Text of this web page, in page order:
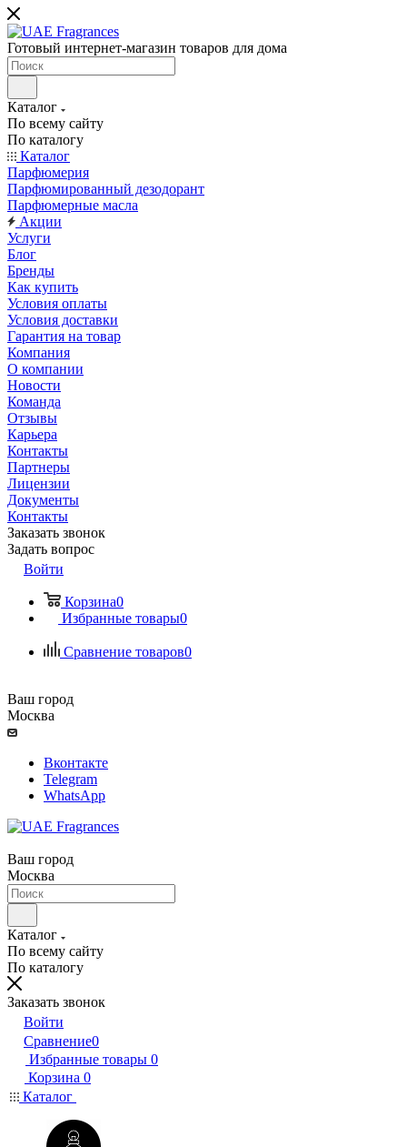
Готовый интернет-магазин товаров для дома
Каталог
По всему сайту
По каталогу
Каталог
Парфюмерия
Парфюмированный дезодорант
Парфюмерные масла
Акции
Услуги
Блог
Бренды
Как купить
Условия оплаты
Условия доставки
Гарантия на товар
Компания
О компании
Новости
Команда
Отзывы
Карьера
Контакты
Партнеры
Лицензии
Документы
Контакты
Заказать звонок
Задать вопрос
Войти
Корзина0
Избранные товары0
Сравнение товаров0
Ваш город
Москва
Вконтакте
Telegram
WhatsApp
Ваш город
Москва
Каталог
По всему сайту
По каталогу
Заказать звонок
Войти
Сравнение0
Избранные товары 0
Корзина 0
Каталог